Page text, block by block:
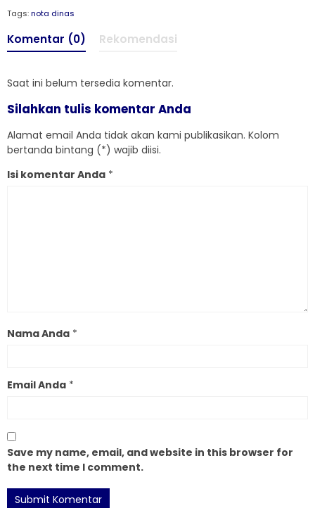
Tags:nota dinas
Komentar (0) Rekomendasi
Saat ini belum tersedia komentar.
Silahkan tulis komentar Anda
Alamat email Anda tidak akan kami publikasikan. Kolom
bertanda bintang (*) wajib diisi.
Isi komentar Anda *
Nama Anda *
Email Anda *
Save my name, email, and website in this browser for
the next time I comment.